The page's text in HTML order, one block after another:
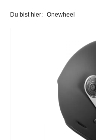
Du bist hier: Onewheel